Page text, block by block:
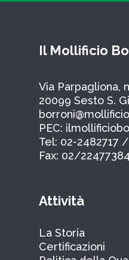
Il Mollificio
Via Parpagliona,
20099 Sesto S.
PEC:
Tel: 02-2482717
Fax: 02/22477384
Attività
La Storia
Certificazioni